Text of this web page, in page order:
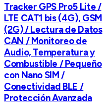
Tracker GPS Pro5 Lite /
LTE CAT1 bis (4G), GSM
(2G) / Lectura de Datos
CAN / Monitoreo de
Audio, Temperatura y
Combustible / Pequeño
con Nano SIM /
Conectividad BLE /
Protección Avanzada